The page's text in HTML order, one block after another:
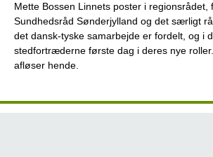
Mette Bossen Linnets poster i regionsrådet,
Sundhedsråd Sønderjylland og det særligt
det dansk-tyske samarbejde er fordelt, og i
stedfortræderne første dag i deres nye
afløser hende.